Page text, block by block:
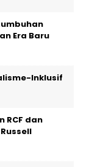
Era Baru
Inklusif
RCF dan